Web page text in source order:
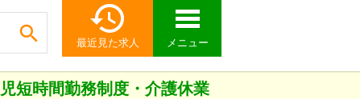
 
最近見た求人 メニュー
短時間勤務制度・介護休業